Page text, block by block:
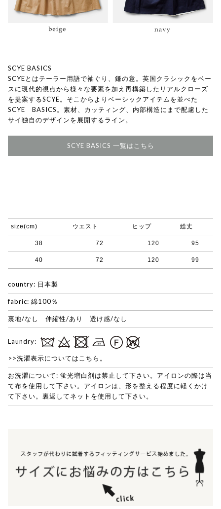
SCYE BASICS
SCYEとはテーラー用語で袖ぐり、鎌の意。英国クラシックをベー
スに現代的視点から様々な要素を加え再構築したリアルクローズ
を提案するSCYE。そこからよりベーシックアイテムを並べた
SCYE BASICS。素材、カッティング、内部構造にまで配慮した
サイ独自のデザインを展開するライン。
SCYE BASICS 一覧はこちら
size(cm) ウエスト ヒップ 総丈
38 72 120 95
40 72 120 99
country: 日本製
fabric: 綿100％
裏地/なし 伸縮性/あり 透け感/なし
Laundry:
>>洗濯表示についてはこちら。
お洗濯について: 蛍光増白剤は禁止して下さい。アイロンの際は当
て布を使用して下さい。アイロンは、形を整える程度に軽くかけ
て下さい。裏返してネットを使用して下さい。